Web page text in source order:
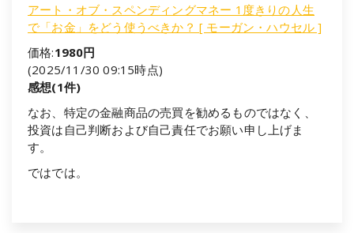
アート・オブ・スペンディングマネー 1度きりの人生
で「お金」をどう使うべきか？ [ モーガン・ハウセル ]
価格:1980円
(2025/11/30 09:15時点)
感想(1件)
なお、特定の金融商品の売買を勧めるものではなく、
投資は自己判断および自己責任でお願い申し上げま
す。
ではでは。